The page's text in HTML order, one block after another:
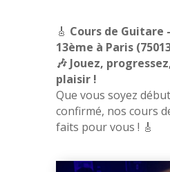
🎸 Cours de Guitare
13ème à Paris
🎶 Jouez,
plaisir !
Que vous soyez
confirmé, nos cours
faits pour vous ! 🎸